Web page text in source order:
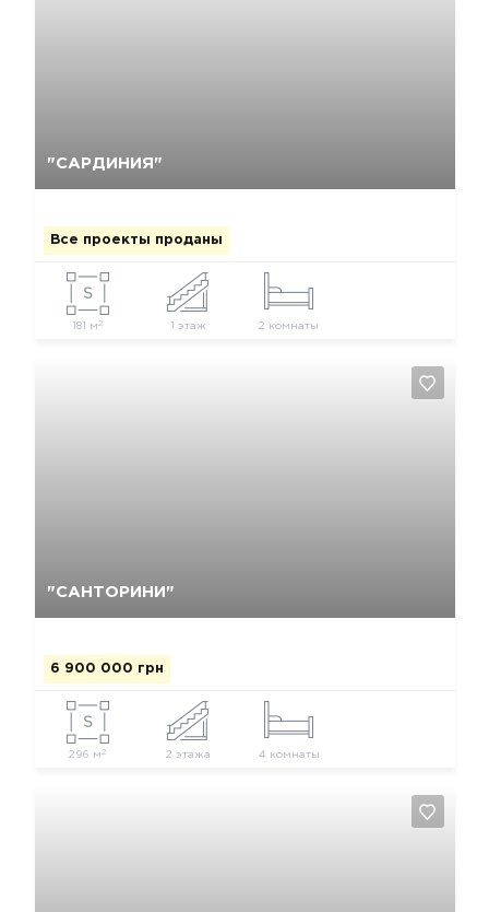
"САРДИНИЯ"
Все проекты проданы
181 м 2 1 этаж 2 комнаты
"САНТОРИНИ"
6 900 000 грн
296 м 2 2 этажа 4 комнаты